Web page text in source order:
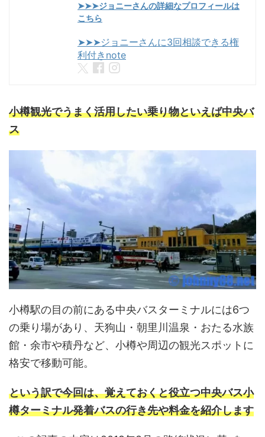
➤➤➤ジョニーさんの詳細なプロフィールは
こちら
➤➤➤ジョニーさんに3回相談できる権
利付きnote
小樽観光でうまく活用したい乗り物といえば中央バ
ス
小樽駅の目の前にある中央バスターミナルには6つ
の乗り場があり、天狗山・朝里川温泉・おたる水族
館・余市や積丹など、小樽や周辺の観光スポットに
格安で移動可能。
という訳で今回は、覚えておくと役立つ中央バス小
樽ターミナル発着バスの行き先や料金を紹介します